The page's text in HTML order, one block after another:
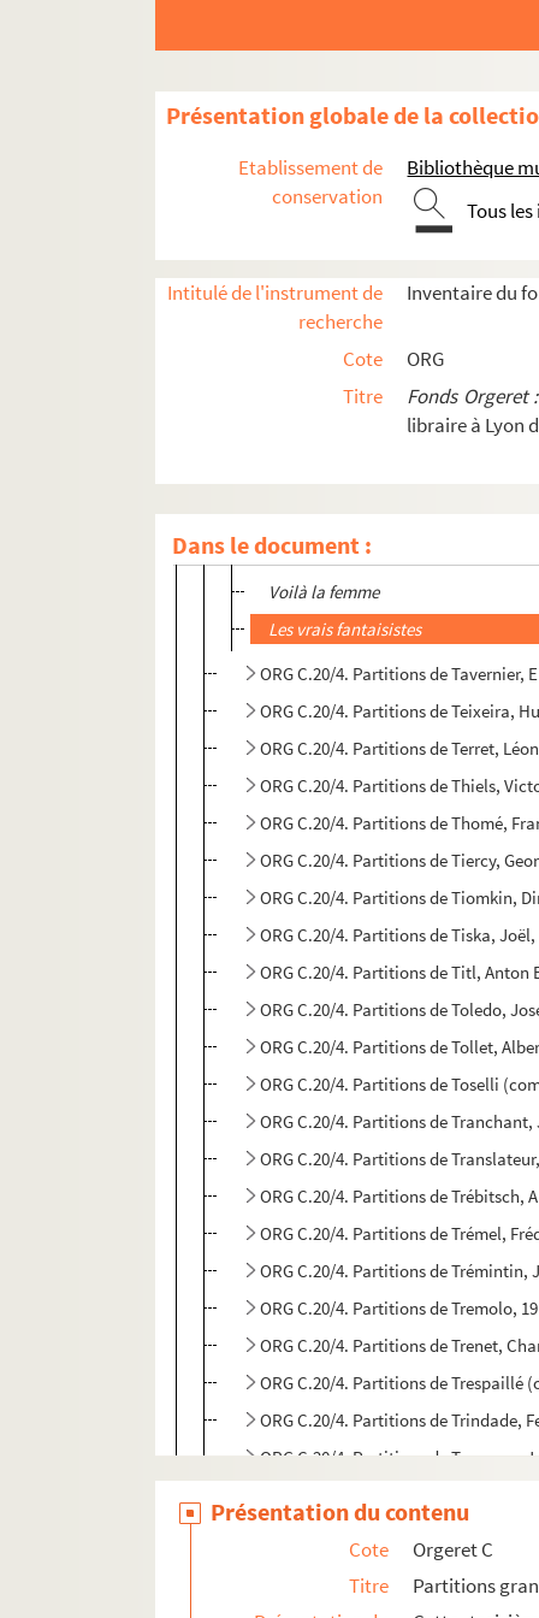
Présentation globale de la
Etablissement de
conservation
Bibliothèque
Tous
Intitulé de l'instrument de
recherche
Inventaire du
Cote
ORG
Titre
Fonds Orgeret
libraire à Lyon
Dans le document :
Smarts Flémards
Tordantina
Toujours dans l'train
Tournant dangereux
Tout l'bazar
Une partie de bourriquade
Un quadrille populaire
Un quart d'heure après
La veilleuse
Vive l'automobile
Vivent les bêtes
Voilà la femme
Les vrais fantaisistes
ORG C.20/4. Partitions de Tavernier,
ORG C.20/4. Partitions de Teixeira,
ORG C.20/4. Partitions de Terret,
ORG C.20/4. Partitions de Thiels,
ORG C.20/4. Partitions de Thomé,
ORG C.20/4. Partitions de Tiercy,
ORG C.20/4. Partitions de Tiomkin,
ORG C.20/4. Partitions de Tiska,
ORG C.20/4. Partitions de Titl, Anton
ORG C.20/4. Partitions de Toledo,
ORG C.20/4. Partitions de Tollet,
ORG C.20/4. Partitions de Toselli
ORG C.20/4. Partitions de
ORG C.20/4. Partitions de
ORG C.20/4. Partitions de Trébitsch,
ORG C.20/4. Partitions de Trémel,
ORG C.20/4. Partitions de Trémintin,
ORG C.20/4. Partitions de Tremolo,
ORG C.20/4. Partitions de Trenet,
ORG C.20/4. Partitions de Trespaillé
ORG C.20/4. Partitions de Trindade,
ORG C.20/4. Partitions de Trommer,
Présentation du contenu
Cote
Orgeret C
Titre
Partitions